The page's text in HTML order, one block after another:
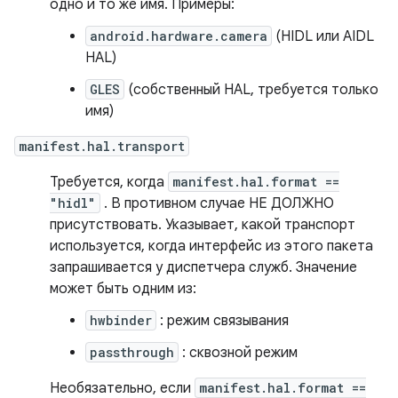
одно и то же имя. Примеры:
android.hardware.camera (HIDL или AIDL
HAL)
GLES (собственный HAL, требуется только
имя)
manifest.hal.transport
Требуется, когда manifest.hal.format ==
"hidl"
. В противном случае НЕ ДОЛЖНО
присутствовать. Указывает, какой транспорт
используется, когда интерфейс из этого пакета
запрашивается у диспетчера служб. Значение
может быть одним из:
hwbinder : режим связывания
passthrough : сквозной режим
Необязательно, если manifest.hal.format ==